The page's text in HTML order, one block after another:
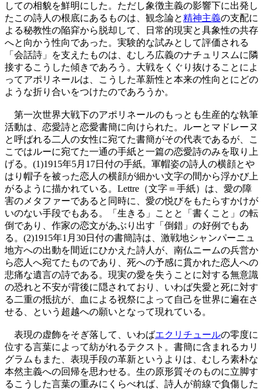
しての相貌を鮮明にした。ただし象徴主義の影響下に出発し
たこの詩人の根底にあるものは、観念論と精神主義の支配に
よる秘教性の陥穽から脱却して、日常的現実と具象性の共存
へと向かう性向であった。実験的な試みとして評価される
「会話詩」を支えたものは、むしろ広義のナチュリスムに隣
接するこうした傾きであろう。大戦をくぐり抜けることによ
ってアポリネールは、こうした革新性と本来の性向とにどの
ような折り合いをつけたのであろうか。
第一次世界大戦下のアポリネールのもっとも生産的な執筆
活動は、恋愛詩と恋愛書簡に向けられた。ルーとマドレーヌ
と呼ばれる二人の女性に宛てた書簡がその代表であるが、こ
こではルーに宛てた一通の手紙と一篇の恋愛詩のみを取り上
げる。(1)1915年5月17日付の手紙。軍帽姿の詩人の横顔とや
はり帽子を被った恋人の横顔が細かい文字の間から浮かび上
がるように描かれている。Lettre（文字＝手紙）は、愛の障
害のメタファーであると同時に、愛の悦びをもたらすかけが
いのない手段でもある。「生きる」ことと「書くこと」の転
倒であり、作家の恋文があぶり出す「倒錯」の好例でもあ
る。(2)1915年1月30日付の書簡詩は、激戦地シャンパーニュ
地方への出動を間近にひかえた詩人が、南仏ニームの兵営か
ら恋人へ宛てたものであり、死への予感に貫かれた恋人への
悲痛な遺言の詩である。現実の愛を失うことに対する無意識
の恐れと不安が背後に隠されており、いわば失愛と死に対す
る二重の抵抗が、血による祝祭によって自己を世界に遍在さ
せる、という超越への願いとなって現れている。
表現の虚飾をそぎ落して、いわばエクリチュールの零度に
位する言葉によって紡がれるテクスト。書簡に含まれるカリ
グラムもまた、表現手段の革新というよりは、むしろ素朴な
本然主義への回帰を思わせる。生の原形質そのものに立脚す
るこうした言葉の重みにくらべれば、詩人が前線で負傷した